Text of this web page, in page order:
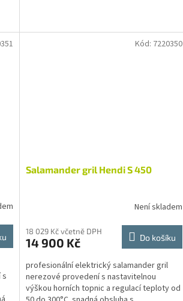
s
Salamander gril Hendi S 450
Není skladem
18 029 Kč včetně DPH
14 900 Kč Do košíku
profesionální elektrický salamander gril
nerezové provedení s nastavitelnou
výškou horních topnic a regulací teploty od
Kód: 7220350